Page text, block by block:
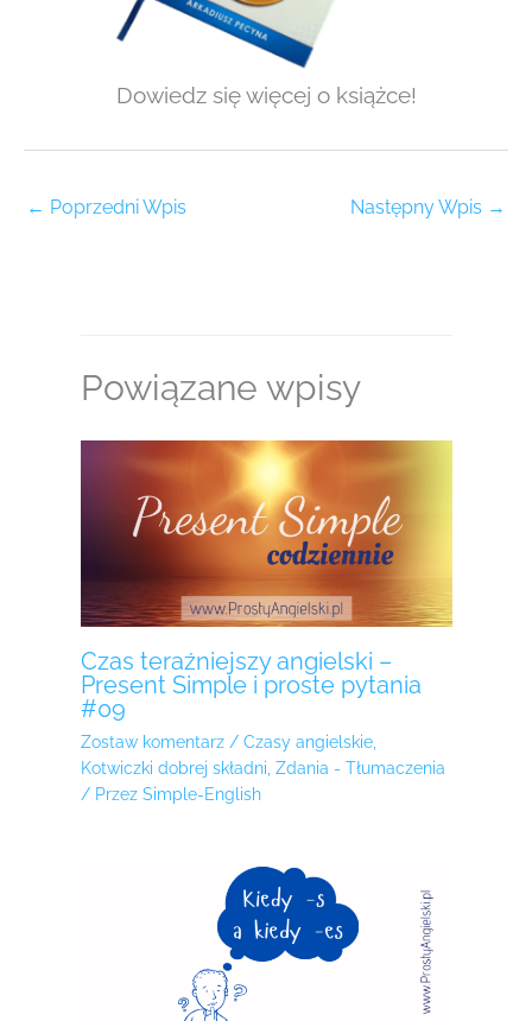
Dowiedz się więcej o książce!
← Poprzedni Wpis Następny Wpis →
Powiązane wpisy
Czas teraźniejszy angielski –
Present Simple i proste pytania
#09
Zostaw komentarz / Czasy angielskie,
Kotwiczki dobrej składni Zdania - Tłumaczenia
/ Przez Simple-English